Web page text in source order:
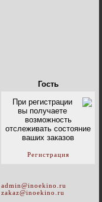
Гость
При регистрации
вы получаете
возможность
отслеживать состояние
ваших заказов
Регистрация
admin@inoekino.ru
zakaz@inoekino.ru